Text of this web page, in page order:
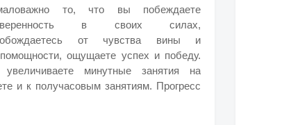
то, что вы побеждаете
в своих силах,
от чувства вины и
ощущаете успех и победу.
минутные занятия на
и к получасовым занятиям. Прогресс